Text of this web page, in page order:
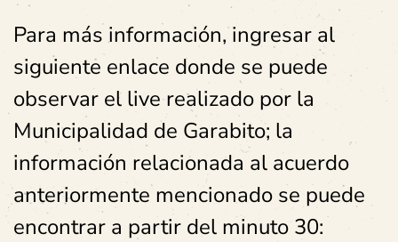
Para más información, ingresar al
siguiente enlace donde se puede
observar el live realizado por la
Municipalidad de Garabito; la
información relacionada al acuerdo
anteriormente mencionado se puede
encontrar a partir del minuto 30: